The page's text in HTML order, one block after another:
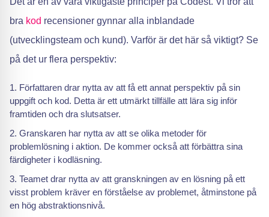
bra kod recensioner gynnar alla inblandade
(utvecklingsteam och kund). Varför är det här så viktigt? Se
på det ur flera perspektiv:
Författaren drar nytta av att få ett annat perspektiv på sin
uppgift och kod. Detta är ett utmärkt tillfälle att lära sig inför
framtiden och dra slutsatser.
Granskaren har nytta av att se olika metoder för
problemlösning i aktion. De kommer också att förbättra sina
färdigheter i kodläsning.
Teamet drar nytta av att granskningen av en lösning på ett
visst problem kräver en förståelse av problemet, åtminstone på
en hög abstraktionsnivå.